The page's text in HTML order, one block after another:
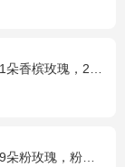
槟玫瑰，2朵向日葵，桔梗、配花、绿叶搭配
粉玫瑰，粉色满天星搭配